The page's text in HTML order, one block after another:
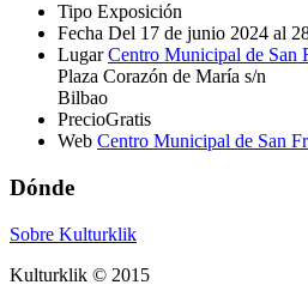
Tipo Exposición
Fecha Del 17 de junio 2024 al
Lugar Centro Municipal de San
Plaza Corazón de María s/n
Bilbao
PrecioGratis
Web Centro Municipal de San
Dónde
Sobre Kulturklik
Kulturklik © 2015